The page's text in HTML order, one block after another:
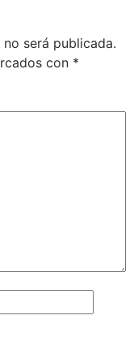
será publicada.
con *